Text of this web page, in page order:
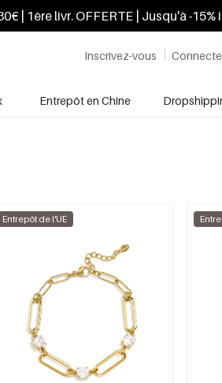
| 1ère livr. OFFERTE | Jusqu'à -15%
Inscrivez-vous
Entrepôt en Chine
Entrepôt de l'UE